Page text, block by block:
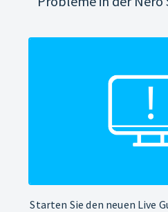
Starten Sie den neuen Live